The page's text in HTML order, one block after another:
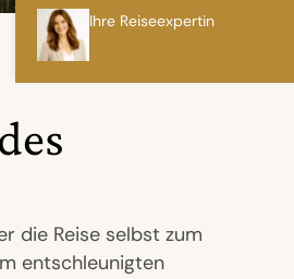
Ihre Reiseexpertin
die Reise selbst zum
entschleunigten